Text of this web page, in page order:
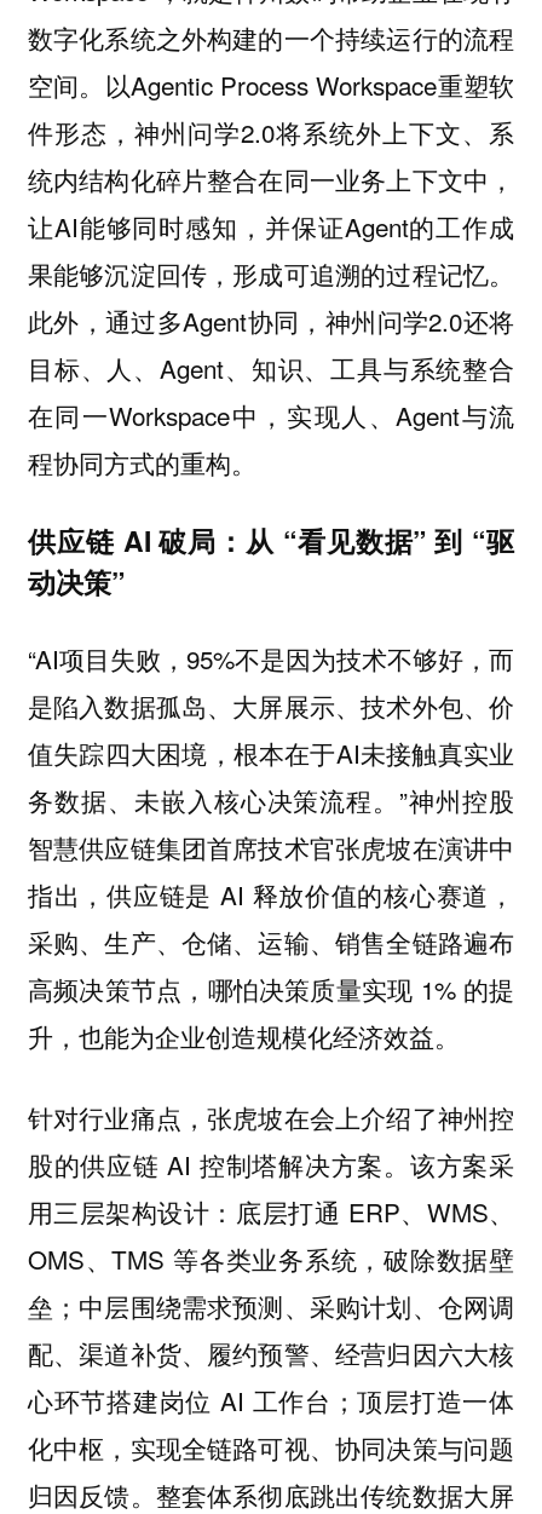
数字化系统之外构建的一个持续运行的流程
空间。以Agentic Process Workspace重塑软
件形态，神州问学2.0将系统外上下文、系
统内结构化碎片整合在同一业务上下文中，
让AI能够同时感知，并保证Agent的工作成
果能够沉淀回传，形成可追溯的过程记忆。
此外，通过多Agent协同，神州问学2.0还将
目标、人、Agent、知识、工具与系统整合
在同一Workspace中，实现人、Agent与流
程协同方式的重构。
供应链 AI 破局：从 “看见数据” 到 “驱
动决策”
“AI项目失败，95%不是因为技术不够好，而
是陷入数据孤岛、大屏展示、技术外包、价
值失踪四大困境，根本在于AI未接触真实业
务数据、未嵌入核心决策流程。”神州控股
智慧供应链集团首席技术官张虎坡在演讲中
指出，供应链是 AI 释放价值的核心赛道，
采购、生产、仓储、运输、销售全链路遍布
高频决策节点，哪怕决策质量实现 1% 的提
升，也能为企业创造规模化经济效益。
针对行业痛点，张虎坡在会上介绍了神州控
股的供应链 AI 控制塔解决方案。该方案采
用三层架构设计：底层打通 ERP、WMS、
OMS、TMS 等各类业务系统，破除数据壁
垒；中层围绕需求预测、采购计划、仓网调
配、渠道补货、履约预警、经营归因六大核
心环节搭建岗位 AI 工作台；顶层打造一体
化中枢，实现全链路可视、协同决策与问题
归因反馈。整套体系彻底跳出传统数据大屏